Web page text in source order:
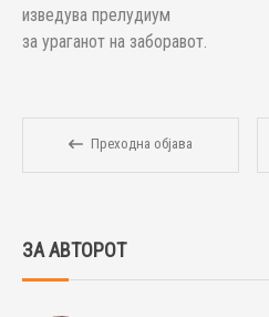
изведува прелудиум
за ураганот на заборавот.
Преходна објава
ЗА АВТОРОТ